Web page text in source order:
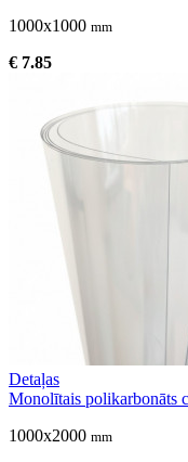
1000x1000 mm
€ 7.85
Detaļas
Monolītais polikarbonāts
1000x2000 mm